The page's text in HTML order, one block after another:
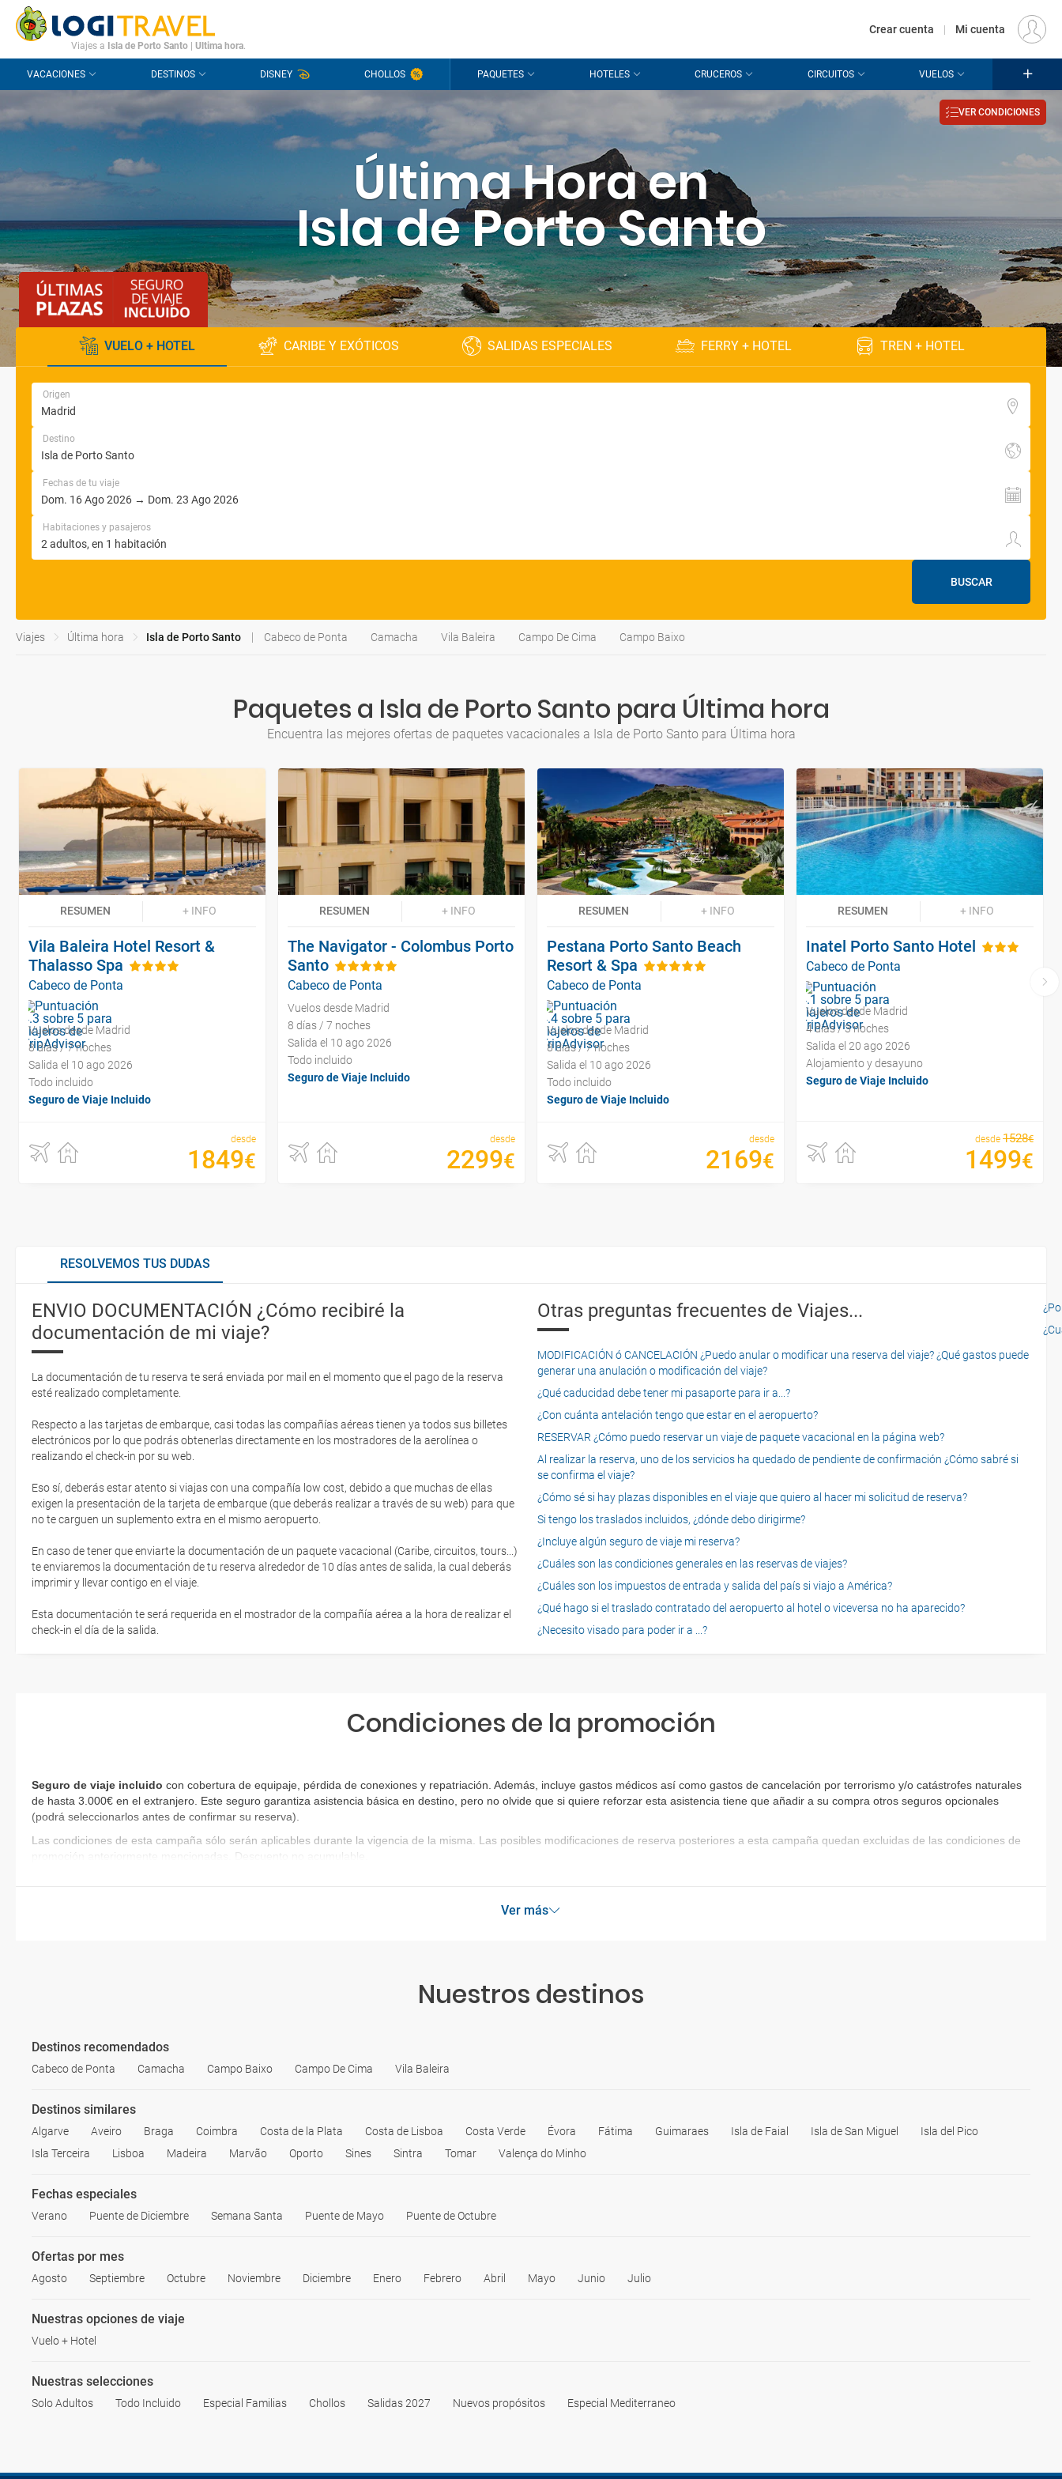
CONTACTO PREGUNTAS FRECUENTES EUR
Viajes a Isla de Porto Santo Ultima hora.
Crear cuenta | Mi cuenta
VACACIONES DESTINOS DISNEY CHOLLOS PAQUETES HOTELES CRUCEROS CIRCUITOS VUELOS
Última Hora en
Isla de Porto Santo
VER CONDICIONES
VUELO + HOTEL CARIBE Y EXÓTICOS SALIDAS ESPECIALES FERRY + HOTEL TREN + HOTEL
Origen
Destino
Fechas de tu viaje
Habitaciones y pasajeros
BUSCAR
Viajes Última hora Isla de Porto Santo Cabeco de Ponta Camacha Vila Baleira Campo De Cima Campo Baixo
Paquetes a Isla de Porto Santo para Última hora
Encuentra las mejores ofertas de paquetes vacacionales a Isla de Porto Santo para Última hora
RESUMEN + INFO
Vila Baleira Hotel Resort &
Thalasso Spa
Cabeco de Ponta
Vuelos desde Madrid
8 días / 7 noches
Salida el 10 ago 2026
Todo incluido
Seguro de Viaje Incluido
desde
1849€
RESUMEN + INFO
The Navigator - Colombus Porto
Santo
Cabeco de Ponta
Vuelos desde Madrid
8 días / 7 noches
Salida el 10 ago 2026
Todo incluido
Seguro de Viaje Incluido
desde
2299€
RESUMEN + INFO
Pestana Porto Santo Beach
Resort & Spa
Cabeco de Ponta
Vuelos desde Madrid
8 días / 7 noches
Salida el 10 ago 2026
Todo incluido
Seguro de Viaje Incluido
desde
2169€
RESUMEN + INFO
Inatel Porto Santo Hotel
Cabeco de Ponta
Vuelos desde Madrid
4 días / 3 noches
Salida el 20 ago 2026
Alojamiento y desayuno
Seguro de Viaje Incluido
desde 1528€
1499€
RESOLVEMOS TUS DUDAS
ENVIO DOCUMENTACIÓN ¿Cómo recibiré la
documentación de mi viaje?
La documentación de tu reserva te será enviada por mail en el momento que el pago de la reserva
esté realizado completamente.
Respecto a las tarjetas de embarque, casi todas las compañías aéreas tienen ya todos sus billetes
electrónicos por lo que podrás obtenerlas directamente en los mostradores de la aerolínea o
realizando el check-in por su web.
Eso sí, deberás estar atento si viajas con una compañía low cost, debido a que muchas de ellas
exigen la presentación de la tarjeta de embarque (que deberás realizar a través de su web) para que
no te carguen un suplemento extra en el mismo aeropuerto.
En caso de tener que enviarte la documentación de un paquete vacacional (Caribe, circuitos, tours...)
te enviaremos la documentación de tu reserva alrededor de 10 días antes de salida, la cual deberás
imprimir y llevar contigo en el viaje.
Esta documentación te será requerida en el mostrador de la compañía aérea a la hora de realizar el
check-in el día de la salida.
Otras preguntas frecuentes de Viajes...
MODIFICACIÓN ó CANCELACIÓN ¿Puedo anular o modificar una reserva del viaje? ¿Qué gastos puede
generar una anulación o modificación del viaje?
¿Qué caducidad debe tener mi pasaporte para ir a...?
¿Con cuánta antelación tengo que estar en el aeropuerto?
RESERVAR ¿Cómo puedo reservar un viaje de paquete vacacional en la página web?
Al realizar la reserva, uno de los servicios ha quedado de pendiente de confirmación ¿Cómo sabré si
se confirma el viaje?
¿Cómo sé si hay plazas disponibles en el viaje que quiero al hacer mi solicitud de reserva?
Si tengo los traslados incluidos, ¿dónde debo dirigirme?
¿Incluye algún seguro de viaje mi reserva?
¿Cuáles son las condiciones generales en las reservas de viajes?
¿Cuáles son los impuestos de entrada y salida del país si viajo a América?
¿Qué hago si el traslado contratado del aeropuerto al hotel o viceversa no ha aparecido?
¿Necesito visado para poder ir a ...?
Condiciones de la promoción
Seguro de viaje incluido con cobertura de equipaje, pérdida de conexiones y repatriación. Además, incluye gastos médicos así como gastos de cancelación por terrorismo y/o catástrofes naturales
de hasta 3.000€ en el extranjero. Este seguro garantiza asistencia básica en destino, pero no olvide que si quiere reforzar esta asistencia tiene que añadir a su compra otros seguros opcionales
(podrá seleccionarlos antes de confirmar su reserva)
Las condiciones de esta campaña sólo serán aplicables durante la vigencia de la misma. Las posibles modificaciones de reserva posteriores a esta campaña quedan excluidas de las condiciones de
promoción anteriormente mencionadas. Descuento no acumulable.
Ver más
Nuestros destinos
Destinos recomendados
Cabeco de Ponta Camacha Campo Baixo Campo De Cima Vila Baleira
Destinos similares
Algarve Aveiro Braga Coimbra Costa de la Plata Costa de Lisboa Costa Verde Évora Fátima Guimaraes Isla de Faial Isla de San Miguel
Isla del Pico
Isla Terceira
Lisboa Madeira Marvão Oporto Sines Sintra Tomar Valença do Minho
Fechas especiales
Verano Puente de Diciembre Semana Santa Puente de Mayo Puente de Octubre
Ofertas por mes
Agosto Septiembre Octubre Noviembre Diciembre Enero Febrero Abril Mayo Junio Julio
Nuestras opciones de viaje
Vuelo + Hotel
Nuestras selecciones
Solo Adultos Todo Incluido Especial Familias Chollos Salidas 2027 Nuevos propósitos Especial Mediterraneo